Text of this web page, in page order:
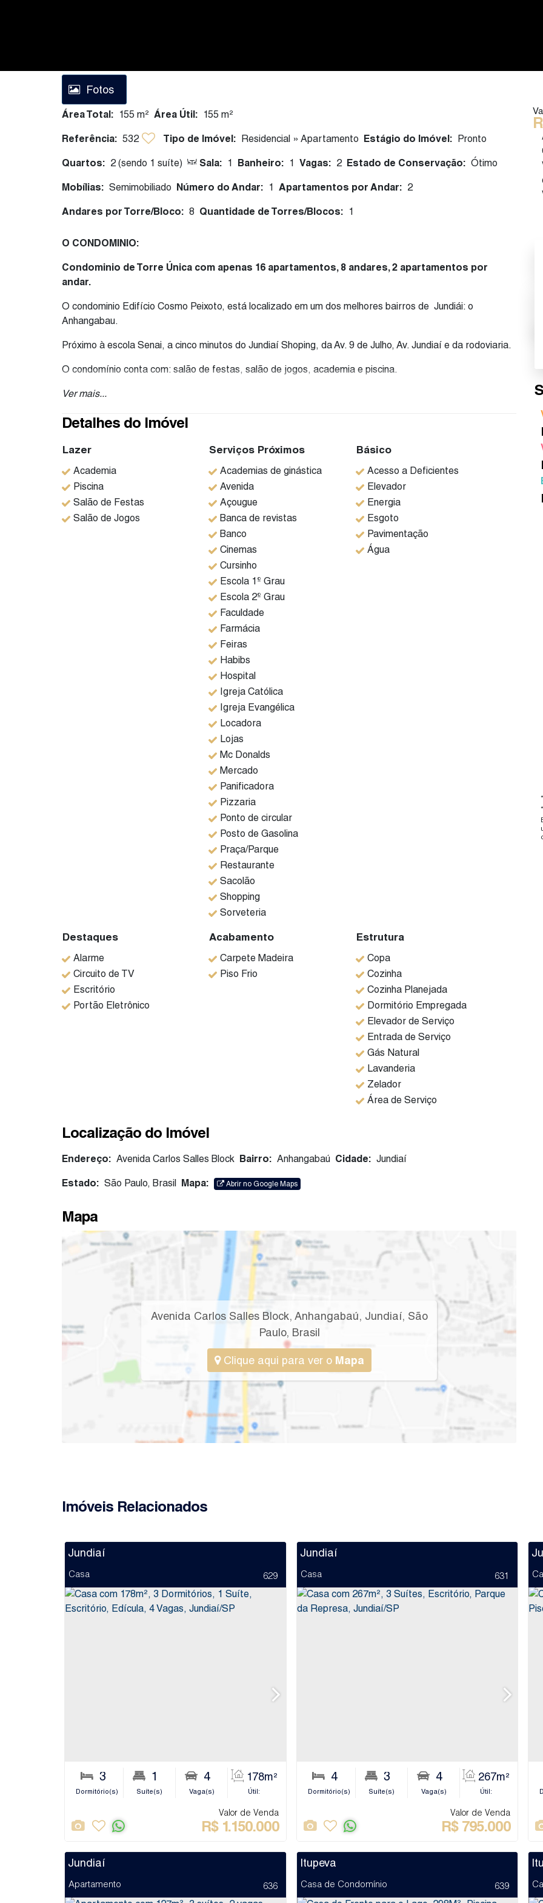
Fotos
Área Total: 155 m² Área Útil: 155 m²
Referência: 532 Tipo de Imóvel: Residencial » Apartamento Estágio do Imóvel: Pronto
Quartos: 2 (sendo 1 suíte) Sala: 1 Banheiro: 1 Vagas: 2 Estado de Conservação: Ótimo
Mobílias: Semimobiliado Número do Andar: 1 Apartamentos por Andar: 2
Andares por Torre/Bloco: 8 Quantidade de Torres/Blocos: 1
O CONDOMINIO:
Condominio de Torre Única com apenas 16 apartamentos, 8 andares, 2 apartamentos por
andar.
O condominio Edifício Cosmo Peixoto, está localizado em um dos melhores bairros de Jundiái: o
Anhangabau.
Próximo à escola Senai, a cinco minutos do Jundiaí Shoping, da Av. 9 de Julho, Av. Jundiaí e da rodoviaria.
O condomínio conta com: salão de festas, salão de jogos, academia e piscina.
SOBRE O APARTAMENTO:
Apartamento no primeiro andar, 3 dormitórios, 1 suite com closet, 2 vagas cobertas.
Lavabo na sala para atender visitas.
Cozinha com armários planejados, lavanderia e banheiro, piso frio.
Sala com varanda e escritório.
Primeiro dormitório com armários planejados.
Área do casal: dois dormitórios convertidos em suíte com closet. Pode ser revertido para 3 dormitórios,
Ver mais...
Detalhes do Imóvel
Lazer
Academia
Piscina
Salão de Festas
Salão de Jogos
Serviços Próximos
Academias de ginástica
Avenida
Açougue
Banca de revistas
Banco
Cinemas
Cursinho
Escola 1º Grau
Escola 2º Grau
Faculdade
Farmácia
Feiras
Habibs
Hospital
Igreja Católica
Igreja Evangélica
Locadora
Lojas
Mc Donalds
Mercado
Panificadora
Pizzaria
Ponto de circular
Posto de Gasolina
Praça/Parque
Restaurante
Sacolão
Shopping
Sorveteria
Básico
Acesso a Deficientes
Elevador
Energia
Esgoto
Pavimentação
Água
Destaques
Alarme
Circuito de TV
Escritório
Portão Eletrônico
Acabamento
Carpete Madeira
Piso Frio
Estrutura
Copa
Cozinha
Cozinha Planejada
Dormitório Empregada
Elevador de Serviço
Entrada de Serviço
Gás Natural
Lavanderia
Zelador
Área de Serviço
Localização do Imóvel
Endereço: Avenida Carlos Salles Block Bairro: Anhangabaú Cidade: Jundiaí
Estado: São Paulo, Brasil Mapa: Abrir no Google Maps
Mapa
Avenida Carlos Salles Block, Anhangabaú, Jundiaí, São
Paulo, Brasil
Clique aqui para ver o Mapa
Imóveis Relacionados
629
Casa
R$1.150.000
Valor de Venda
Jundiaí
3
Dormitório(s)
3
Banheiro(s)
1
Sala(s)
1
Suíte(s)
4
Vaga(s) Útil:
178m²
Terreno:
324m²
631
Casa
R$795.000
Valor de Venda
Jundiaí
4
Dormitório(s)
3
Suíte(s)
4
Vaga(s) Útil:
267m²
636
Apartamento
Jundiaí
639
Casa de Condomínio
Itupeva